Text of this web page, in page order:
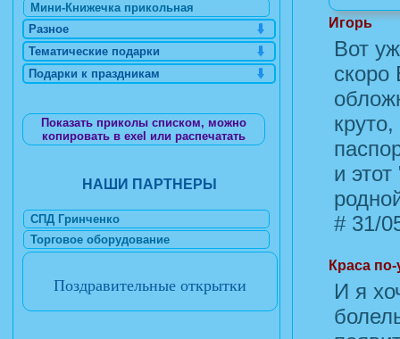
Игорь
Вот
скоро
и
#31/
Краса по-
И я
Мини-Книжечка прикольная
Разное
Тематические подарки
Подарки к праздникам
Показать приколы списком, можно
копировать в exel или распечатать
НАШИ ПАРТНЕРЫ
СПД Гринченко
Торговое оборудование
Поздравительные открытки